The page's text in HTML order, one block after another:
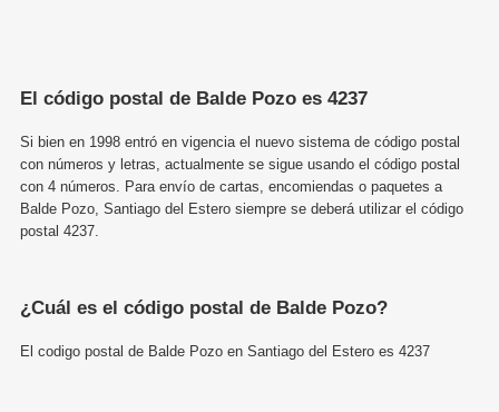
El código postal de Balde Pozo es 4237
Si bien en 1998 entró en vigencia el nuevo sistema de código postal
con números y letras, actualmente se sigue usando el código postal
con 4 números. Para envío de cartas, encomiendas o paquetes a
Balde Pozo, Santiago del Estero siempre se deberá utilizar el código
postal 4237.
¿Cuál es el código postal de Balde Pozo?
El codigo postal de Balde Pozo en Santiago del Estero es 4237